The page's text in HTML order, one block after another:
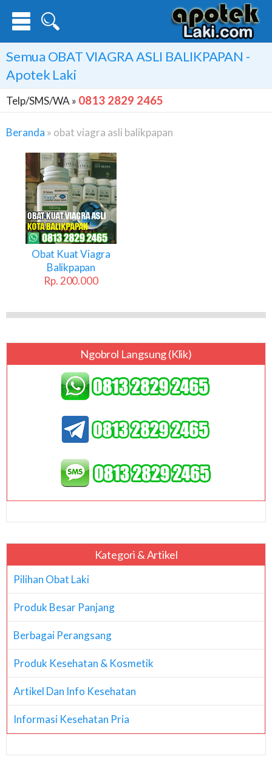
Semua OBAT VIAGRA ASLI BALIKPAPAN -
Apotek Laki
Telp/SMS/WA » 0813 2829 2465
Beranda » obat viagra asli balikpapan
Obat
Viagra
Asli
Balikpapan
Obat Kuat Viagra
Balikpapan
Rp. 200.000
Ngobrol Langsung (klik)
Kategori & Artikel
Pilihan Obat Laki
Produk Besar Panjang
Berbagai Perangsang
Produk Kesehatan & Kosmetik
Artikel Dan Info Kesehatan
Informasi Kesehatan Pria